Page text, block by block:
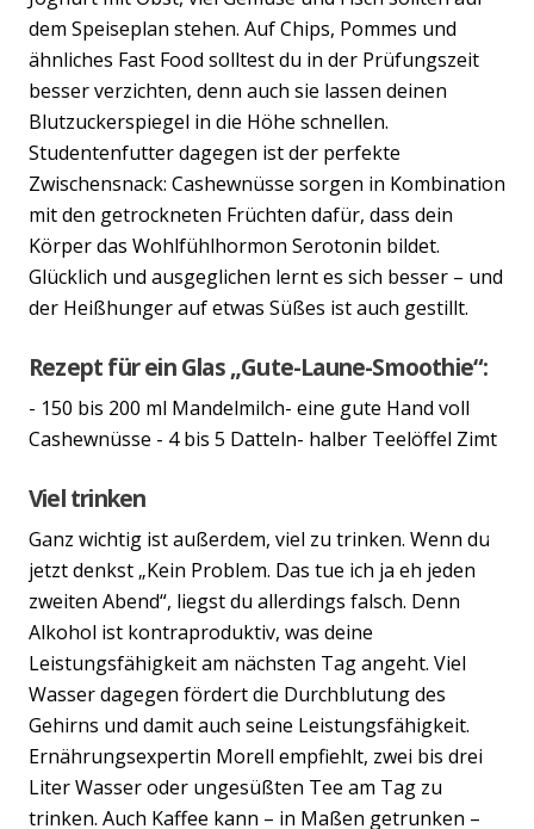
Previous
dem Speiseplan stehen. Auf Chips, Pommes und
ähnliches Fast Food solltest du in der Prüfungszeit
besser verzichten, denn auch sie lassen deinen
Blutzuckerspiegel in die Höhe schnellen.
Studentenfutter dagegen ist der perfekte
Zwischensnack: Cashewnüsse sorgen in Kombination
mit den getrockneten Früchten dafür, dass dein
Körper das Wohlfühlhormon Serotonin bildet.
Glücklich und ausgeglichen lernt es sich besser – und
der Heißhunger auf etwas Süßes ist auch gestillt.
Rezept für ein Glas „Gute-Laune-Smoothie“:
- 150 bis 200 ml Mandelmilch- eine gute Hand voll
Cashewnüsse - 4 bis 5 Datteln- halber Teelöffel Zimt
Viel trinken
Ganz wichtig ist außerdem, viel zu trinken. Wenn du
jetzt denkst „Kein Problem. Das tue ich ja eh jeden
zweiten Abend“, liegst du allerdings falsch. Denn
Alkohol ist kontraproduktiv, was deine
Leistungsfähigkeit am nächsten Tag angeht. Viel
Wasser dagegen fördert die Durchblutung des
Gehirns und damit auch seine Leistungsfähigkeit.
Ernährungsexpertin Morell empfiehlt, zwei bis drei
Liter Wasser oder ungesüßten Tee am Tag zu
trinken. Auch Kaffee kann – in Maßen getrunken –